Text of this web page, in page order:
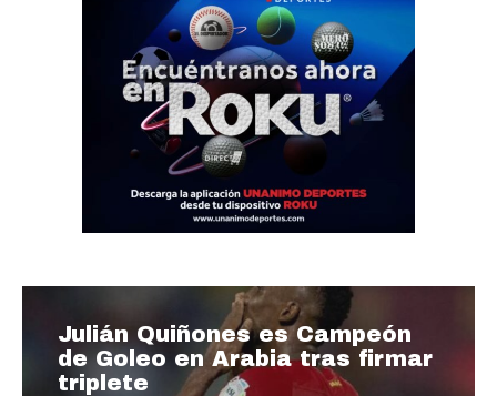
Julián Quiñones es Campeón
de Goleo en Arabia tras firmar
triplete